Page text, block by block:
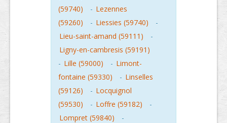
(59740)
- Lezennes
(59260)
- Liessies (59740)
-
Lieu-saint-amand (59111)
-
Ligny-en-cambresis (59191)
- Lille (59000) - Limont-
fontaine (59330)
- Linselles
(59126)
- Locquignol
(59530)
- Loffre (59182)
-
Lompret (59840)
-